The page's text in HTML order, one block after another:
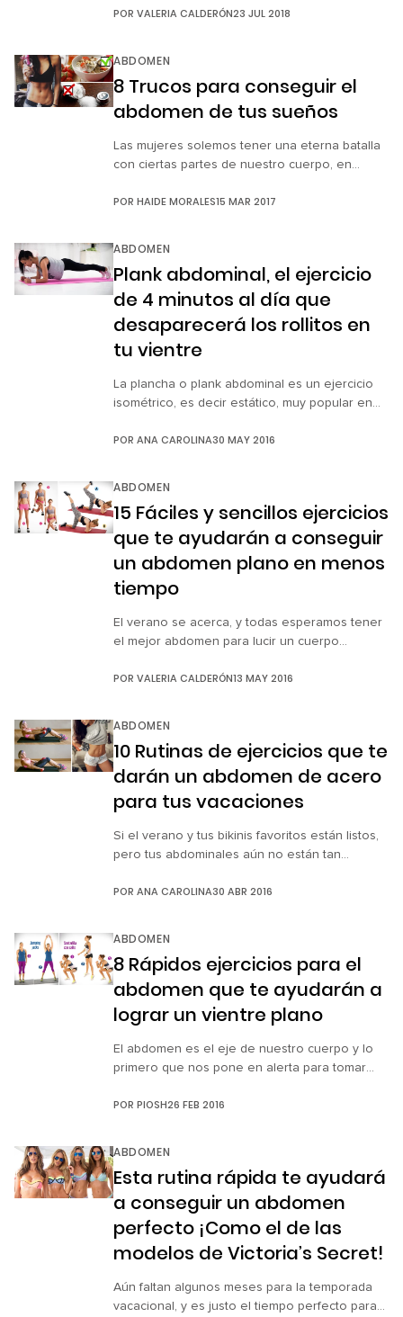
Por ejemplo, el abdomen inferior es una de las
marcarlo no solo […]
POR VALERIA CALDERÓN23 JUL 2018
ABDOMEN
8 Trucos para conseguir el
abdomen de tus sueños
Las mujeres solemos tener una eterna batalla
con ciertas partes de nuestro cuerpo, en
llegamos a maldecirlo y enfadarnos con él por
es momento de que […]
POR HAIDE MORALES15 MAR 2017
ABDOMEN
Plank abdominal, el ejercicio
de 4 minutos al día que
desaparecerá los rollitos en
tu vientre
La plancha o plank abdominal es un ejercicio
isométrico, es decir estático, muy popular en
hay muchas variantes con base en su nivel de
en la parte […]
POR ANA CAROLINA30 MAY 2016
ABDOMEN
15 Fáciles y sencillos ejercicios
que te ayudarán a conseguir
un abdomen plano en menos
tiempo
El verano se acerca, y todas esperamos tener
el mejor abdomen para lucir un cuerpo
no tienes que ir en busca de un gimnasio para
la comodidad de tu […]
POR VALERIA CALDERÓN13 MAY 2016
ABDOMEN
10 Rutinas de ejercicios que te
darán un abdomen de acero
para tus vacaciones
Si el verano y tus bikinis favoritos están listos,
pero tus abdominales aún no están tan
puntos estratégicos para tonificar y moldear tu
después te acostarás en el suelo sobre un […]
POR ANA CAROLINA30 ABR 2016
ABDOMEN
8 Rápidos ejercicios para el
abdomen que te ayudarán a
lograr un vientre plano
El abdomen es el eje de nuestro cuerpo y lo
primero que nos pone en alerta para tomar
aumentamos de peso. Sabemos que no hay
más conocido para […]
POR PIOSH26 FEB 2016
ABDOMEN
Esta rutina rápida te ayudará
a conseguir un abdomen
perfecto ¡Como el de las
modelos de Victoria’s Secret!
Aún faltan algunos meses para la temporada
vacacional, y es justo el tiempo perfecto para